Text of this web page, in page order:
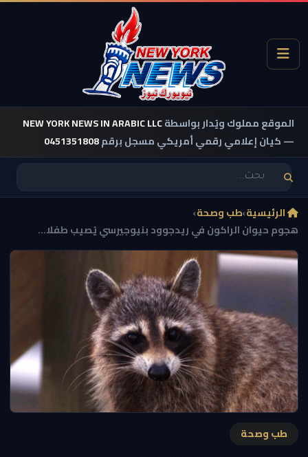
الموقع مملوك ويُدار بواسطةNEW YORK NEWS IN ARABIC LLC
— كيان إعلامي رقمي أمريكي مسجل برقم0451351808
الرئيسية›طب وصحة›
هجوم حيوان الراكون في ريدجوود بنيوجيرسي يُصيب طفلا...
طب وصحة